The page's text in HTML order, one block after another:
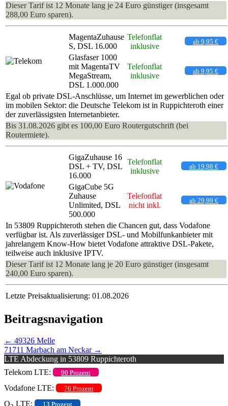
Dieser Tarif ist 12 Monate lang je 24 Euro günstiger (insgesamt
288,00 Euro sparen).
MagentaZuhause
S, DSL 16.000
Telefonflat
inklusive
ab 9,95 €
Glasfaser 1000
mit MagentaTV
MegaStream,
DSL 1.000.000
Telefonflat
inklusive
ab 9,95 €
Egal ob private DSL-Anschlüsse, um Internet im gewerblichen oder
im mobilen Sektor: die Deutsche Telekom ist in Ruppichteroth einer
der zuverlässigsten Internetanbieter.
Bis 31.08.2026 gibt es 100,00 Euro Routergutschrift (bei
Routermiete).
GigaZuhause 16
DSL + TV, DSL
16.000
Telefonflat
inklusive
ab 19,98 €
GigaCube 5G
Zuhause
Unlimited, DSL
500.000
Telefonflat
nicht inkl.
ab 29,99 €
In 53809 Ruppichteroth stehen die Chancen gut, dass Vodafone
verfügbar ist. Als zuverlässiger DSL- und Mobilfunkanbieter mit
jahrelangem Know-How bietet Vodafone attraktive DSL-Pakete,
teilweise auch inklusive IPTV.
Dieser Tarif ist 12 Monate lang je 20 Euro günstiger (insgesamt
240,00 Euro sparen).
Letzte Preisaktualisierung: 01.08.2026
Beitragsnavigation
← 49326 Melle
71711 Marbach am Neckar →
LTE Abdeckung in 53809 Ruppichteroth
Telekom LTE:
90 Prozent
Vodafone LTE: 76 Prozent
O LTE: 13 Prozent